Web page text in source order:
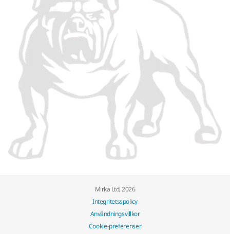
Mirka Ltd, 2026
Integritetsspolicy
Användningsvillkor
Cookie-preferenser